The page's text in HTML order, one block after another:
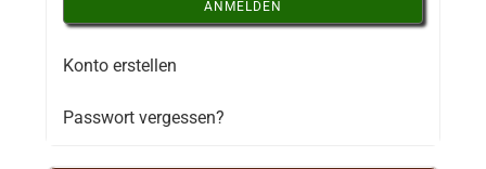
ANMELDEN
Konto erstellen
Passwort vergessen?